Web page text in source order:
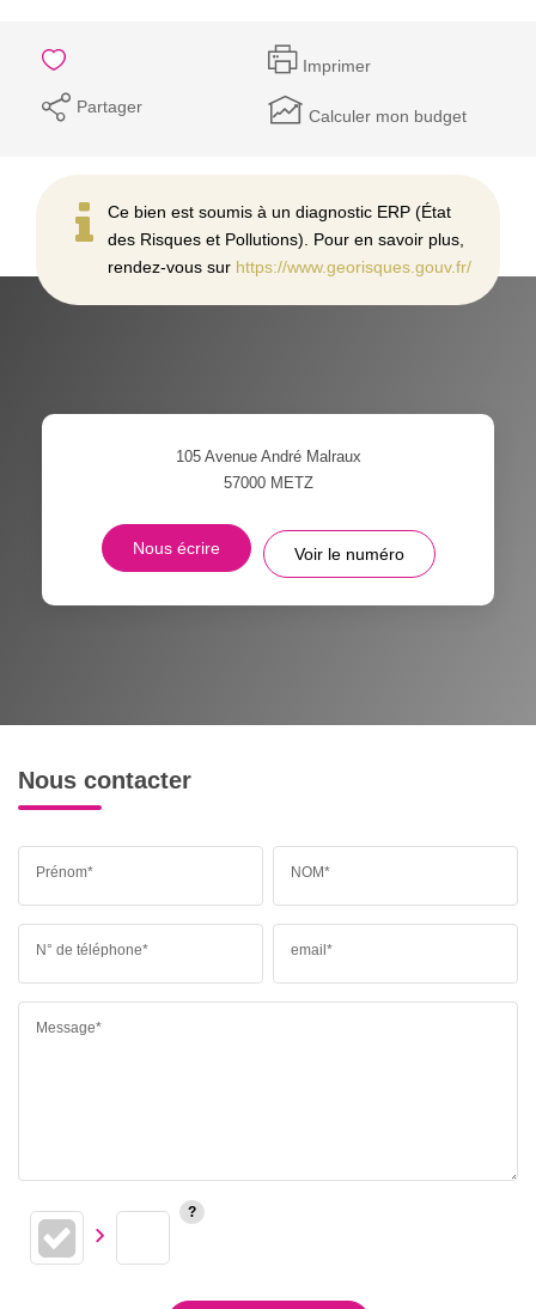
Imprimer
Partager Calculer mon budget
Ce bien est soumis à un diagnostic ERP (État
des Risques et Pollutions). Pour en savoir plus,
rendez-vous sur https://www.georisques.gouv.fr/
105 Avenue André Malraux
57000 METZ
Nous écrire Voir le numéro
Nous contacter
Prénom* NOM*
N° de téléphone* email*
Message*